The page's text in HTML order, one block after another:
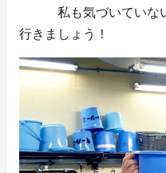
私も気づいていない
行きましょう！